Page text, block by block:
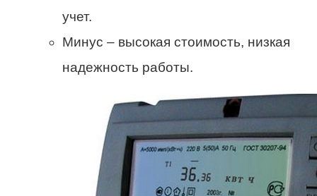
учет.
Минус – высокая стоимость, низкая
надежность работы.